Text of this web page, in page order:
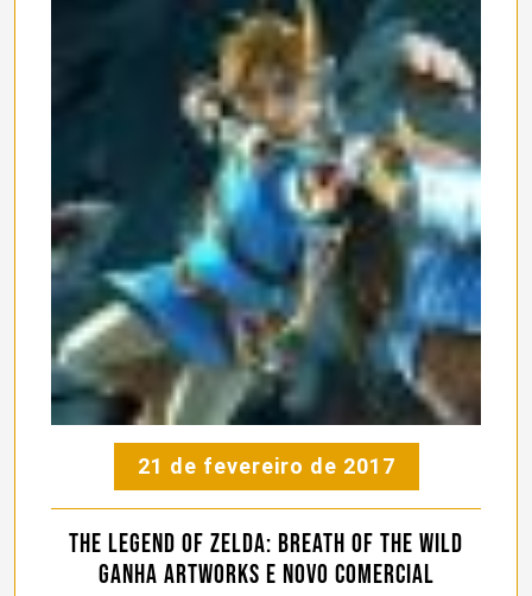
21 de fevereiro de 2017
The Legend of Zelda: Breath of the Wild
ganha artworks e novo comercial